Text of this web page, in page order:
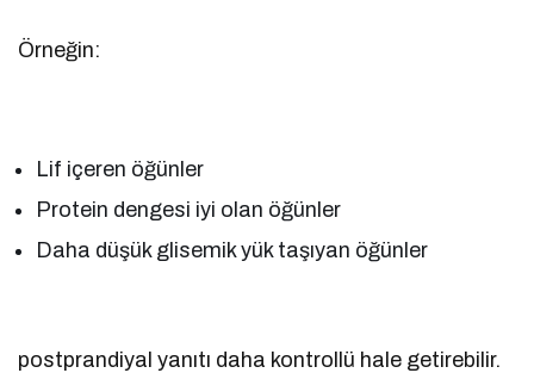
Örneğin:
Lif içeren öğünler
Protein dengesi iyi olan öğünler
Daha düşük glisemik yük taşıyan öğünler
postprandiyal yanıtı daha kontrollü hale getirebilir.